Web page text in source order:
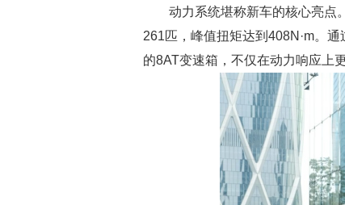
动力系统堪称新车的核心亮点
261匹，峰值扭矩达到408N·m。
的8AT变速箱，不仅在动力响应上